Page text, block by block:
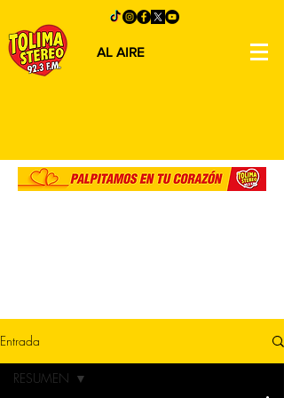
AL AIRE
Entrada
RESUMEN